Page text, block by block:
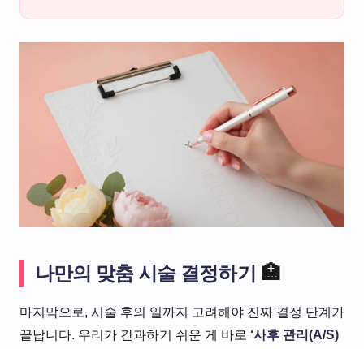
나만의 맞춤 시술 결정하기 🏥
마지막으로, 시술 후의 일까지 고려해야 진짜 결정 단계가
끝납니다. 우리가 간과하기 쉬운 게 바로 ‘사후 관리(A/S)